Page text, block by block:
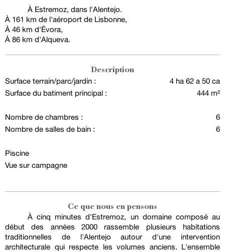
À Estremoz, dans l'Alentejo.
À 161 km de l'aéroport de Lisbonne,
À 46 km d'Évora,
À 86 km d'Alqueva.
Description
Surface terrain/parc/jardin :
4 ha 62 a 50 ca
Surface du batiment principal :
444 m²
Nombre de chambres :
6
Nombre de salles de bain :
6
Piscine
Vue sur campagne
Ce que nous en pensons
À cinq minutes d'Estremoz, un domaine composé au
début des années 2000 rassemble plusieurs habitations
traditionnelles de l'Alentejo autour d'une intervention
architecturale qui respecte les volumes anciens. L'ensemble